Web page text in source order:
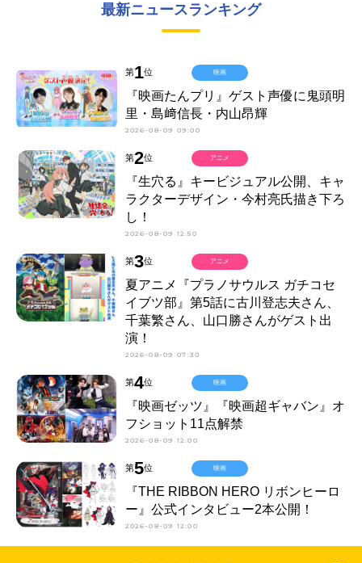
最新ニュースランキング
第1位
『映画たんプリ』ゲスト声優に鬼頭明
里・島﨑信長・内山昂輝
2026-08-09 09:00
映画
第2位
『生穴る』キービジュアル公開、キャ
ラクターデザイン・今村亮氏描き下ろ
し！
2026-08-09 12:50
アニメ
第3位
夏アニメ『プラノサウルス ガチコセ
イブツ部』第5話に古川登志夫さん、
千葉繁さん、山口勝さんがゲスト出
演！
2026-08-09 07:30
アニメ
第4位
『映画ゼッツ』『映画超ギャバン』オ
フショット11点解禁
2026-08-09 12:00
映画
第5位
『THE RIBBON HERO リボンヒーロ
ー』公式インタビュー2本公開！
2026-08-09 12:00
映画